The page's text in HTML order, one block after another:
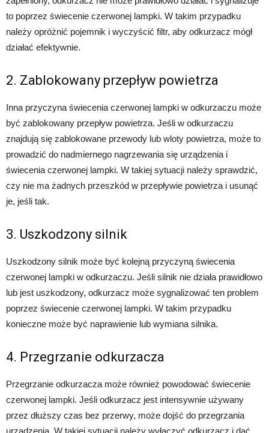
to poprzez świecenie czerwonej lampki. W takim przypadku
należy opróżnić pojemnik i wyczyścić filtr, aby odkurzacz mógł
działać efektywnie.
2. Zablokowany przepływ powietrza
Inna przyczyna świecenia czerwonej lampki w odkurzaczu może
być zablokowany przepływ powietrza. Jeśli w odkurzaczu
znajdują się zablokowane przewody lub wloty powietrza, może to
prowadzić do nadmiernego nagrzewania się urządzenia i
świecenia czerwonej lampki. W takiej sytuacji należy sprawdzić,
czy nie ma żadnych przeszkód w przepływie powietrza i usunąć
je, jeśli tak.
3. Uszkodzony silnik
Uszkodzony silnik może być kolejną przyczyną świecenia
czerwonej lampki w odkurzaczu. Jeśli silnik nie działa prawidłowo
lub jest uszkodzony, odkurzacz może sygnalizować ten problem
poprzez świecenie czerwonej lampki. W takim przypadku
konieczne może być naprawienie lub wymiana silnika.
4. Przegrzanie odkurzacza
Przegrzanie odkurzacza może również powodować świecenie
czerwonej lampki. Jeśli odkurzacz jest intensywnie używany
przez dłuższy czas bez przerwy, może dojść do przegrzania
urządzenia. W takiej sytuacji należy wyłączyć odkurzacz i dać